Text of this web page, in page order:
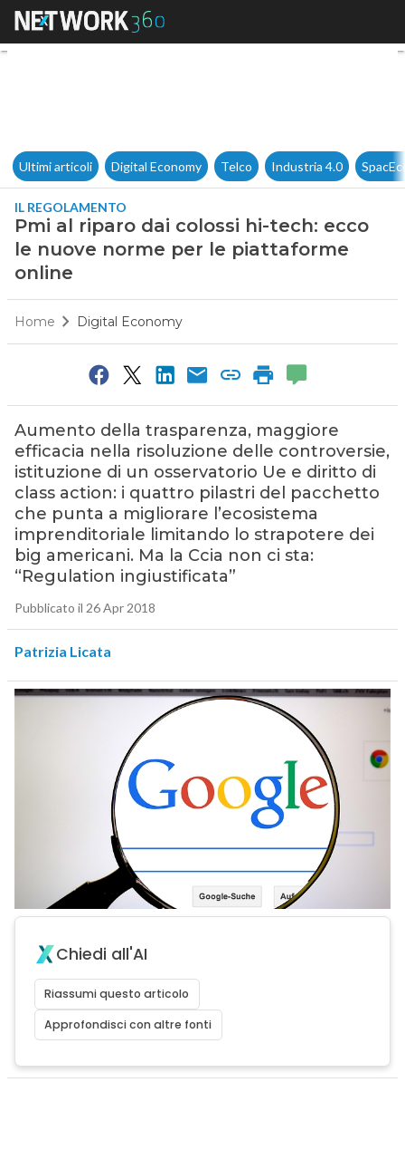
Pmi al riparo dai colossi hi-
Ultimi articoli Digital Economy Telco Industria 4.0
IL REGOLAMENTO
Pmi al riparo dai colossi hi-tech: ecco
le nuove norme per le piattaforme
online
Home Digital Economy
Aumento della trasparenza, maggiore
efficacia nella risoluzione delle controversie,
istituzione di un osservatorio Ue e diritto di
class action: i quattro pilastri del pacchetto
che punta a migliorare l’ecosistema
imprenditoriale limitando lo strapotere dei
big americani. Ma la Ccia non ci sta:
“Regulation ingiustificata”
Pubblicato il 26 Apr 2018
Patrizia Licata
Chiedi all'AI
Riassumi questo articolo
Approfondisci con altre fonti